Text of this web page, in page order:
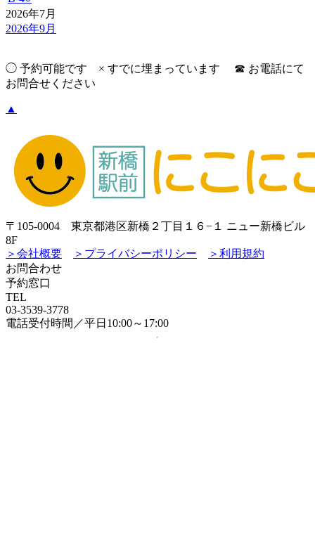
2026年7月
2026年9月
◯ 予約可能です × すでに埋まっています ☎︎ お電話にて
お問合せください
▲
〒105-0004 東京都港区新橋２丁目１６−１ ニュー新橋ビル
8F
＞会社概要
＞プライバシーポリシー
＞利用規約
お問合わせ
予約窓口
TEL
03-3539-3778
電話受付時間／平日10:00～17:00